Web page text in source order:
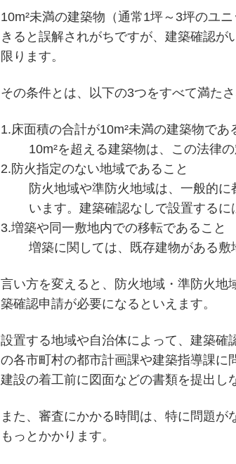
10m²未満の建築物（通常1坪～3坪のユ
きると誤解されがちですが、建築確認
限ります。
その条件とは、以下の3つをすべて満た
1.床面積の合計が10m²未満の建築物であ
10m²を超える建築物は、この法律
2.防火指定のない地域であること
防火地域や準防火地域は、一般的
います。建築確認なしで設置するに
3.増築や同一敷地内での移転であること
増築に関しては、既存建物がある敷
言い方を変えると、防火地域・準防火地
築確認申請が必要になるといえます。
設置する地域や自治体によって、建築
の各市町村の都市計画課や建築指導課に
建設の着工前に図面などの書類を提出し
また、審査にかかる時間は、特に問題
もっとかかります。